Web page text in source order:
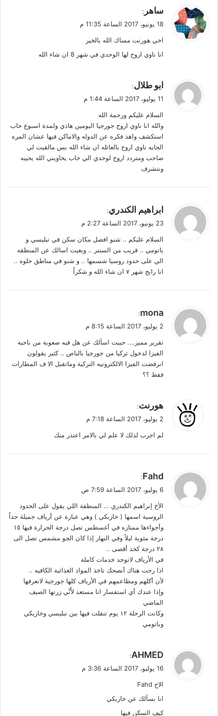
ي
ل
ساهر :
18 يونيو، 2017 الساعة 11:35 م
اخي هورنت مساك الله بالخير
انا ناوي اروح لها الوحدي في شهر 8 ان شاء الله
ي
ل
ابو طلال:
11 يوليو، 2017 الساعة 1:44 م
السلام عليكم ورحمة الله
والله انا ناوي اروح جورجيا اليومين هاذي ولمدة اسبوع حاب
استكشف واهذ فكره عن الدوله والاماكن فيها عشان المره
الجايه ناوي اروح بالعائله ان شاء الله بس مالقيت لي
صاحب ومتردد اروح لوحدي الي حاب يخاويني الله يحييه
ونتشرف
ي
ل
ابراهيم الكندري:
23 يونيو، 2017 الساعة 2:27 م
السلام عليكم .. شنو افضل مكان سكن في تبليسي و
باتومي .. قريب من السنتر .. وبغيت اسالك عن المنطقه
الي على حدود روسيا شسمها .. و شنو في مناطق حلوه ..
انا رايح شهر ٧ ان شاء الله و شكراً
ي
ل
mona
:
2 يوليو، 2017 الساعة 8:15 م
تقرير مميز…. حبيت اسألك عن هل فيه صعوبة من ناحية
الفيزا لدخول تركيا من جورجيا بالباص .. كثير يقولون
انرفضت الفيزا الالكترونيه التركية وماتقبل الا ف المطارات
فقط ؟؟
ل
هورنت:
2 يوليو، 2017 الساعة 7:18 م
لم اجرب لذلك لا علم لي بالامر اعتذر منك
ي
ل
Fahd
:
6 يوليو، 2017 الساعة 7:59 ص
الأخ إبراهيم الكندري … المنطقة اللي يقول على الحدود
الروسية اسمها ( خازبكي ) وهي عبارة عن أرياف جميلة جداً
وأجواءها ممتازه في أغسطس تصل درجة الحرارة فيها ١٥
درجة مئوية ليلاً وفي النهار إذا كان الجو مشمس تصل الى
٢٨ درجة كحد أقصى ..
في الأرياف لاتوجد خدمات كاملة
اذا رحت هناك أنصحك تاخذ المواد الغذائية الكافيه ..
لأن أكلهم ومطاعمهم في الأرياف كلها جورجية لانعرفها
وإذا عندك أي استفسار انا مستعد لأَنِّي زرتها الصيف
الماضي
وكانت الرحلة ١٢ يوم تنقلت فيها بين تبليسي وخازبكي
وباتومي
ي
ل
AHMED
:
16 يوليو، 2017 الساعة 3:36 م
الاخ Fahd
انا بسألك عن خازبكي
كيف السكن فيها